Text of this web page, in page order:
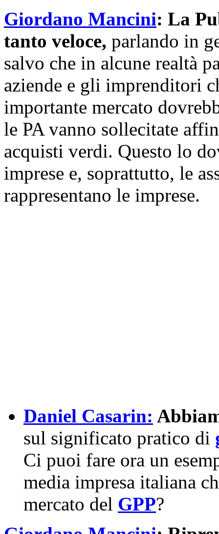
Giordano Mancini: La
tanto veloce, parlando in
salvo che in alcune realtà
aziende e gli imprenditori
importante mercato
le PA vanno sollecitate
acquisti verdi. Questo lo
imprese e, soprattutto, le
rappresentano le imprese.
Daniel Casarin:
sul significato pratico di
Ci puoi fare ora un
media impresa italiana
mercato del GPP?